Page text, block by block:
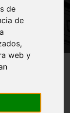
de
de
web y
Teatro